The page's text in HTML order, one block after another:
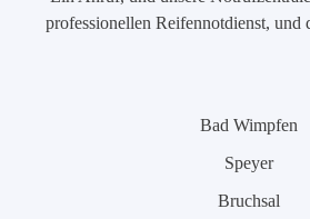
professionellen Reifennotdienst, und
Bad Wimpfen
Speyer
Bruchsal